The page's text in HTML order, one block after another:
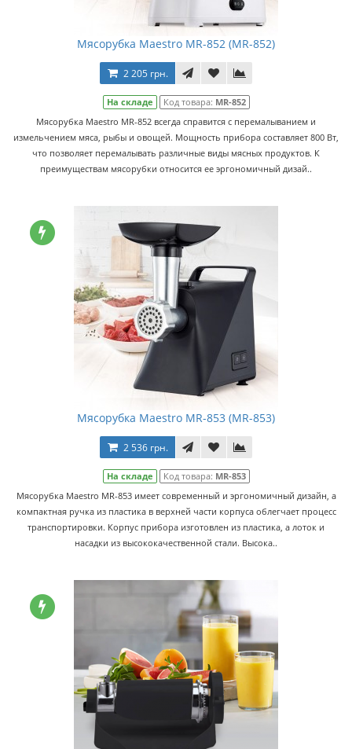
Мясорубка Maestro MR-852 (MR-852)
2 205 грн.
На складе Код товара: MR-852
Мясорубка Maestro MR-852 всегда справится с перемалыванием и
измельчением мяса, рыбы и овощей. Мощность прибора составляет 800 Вт,
что позволяет перемалывать различные виды мясных продуктов. К
преимуществам мясорубки относится ее эргономичный дизай..
Мясорубка Maestro MR-853 (MR-853)
2 536 грн.
На складе Код товара: MR-853
Мясорубка Maestro MR-853 имеет современный и эргономичный дизайн, а
компактная ручка из пластика в верхней части корпуса облегчает процесс
транспортировки. Корпус прибора изготовлен из пластика, а лоток и
насадки из высококачественной стали. Высока..